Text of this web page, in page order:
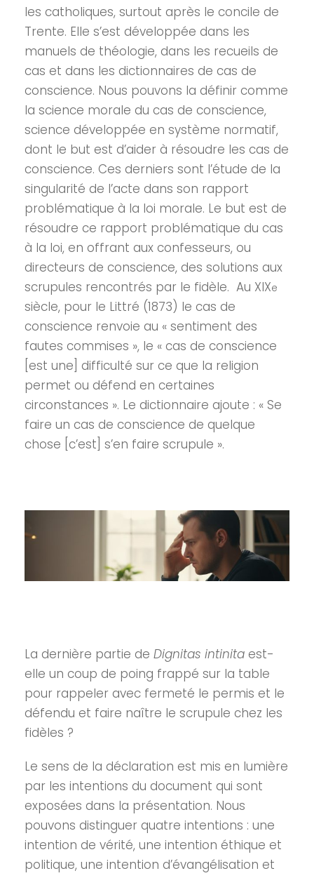
les catholiques, surtout après le concile de
Trente. Elle s’est développée dans les
manuels de théologie, dans les recueils de
cas et dans les dictionnaires de cas de
conscience. Nous pouvons la définir comme
la science morale du cas de conscience,
science développée en système normatif,
dont le but est d’aider à résoudre les cas de
conscience. Ces derniers sont l’étude de la
singularité de l’acte dans son rapport
problématique à la loi morale. Le but est de
résoudre ce rapport problématique du cas
à la loi, en offrant aux confesseurs, ou
directeurs de conscience, des solutions aux
scrupules rencontrés par le fidèle. Au XIXe
siècle, pour le Littré (1873) le cas de
conscience renvoie au « sentiment des
fautes commises », le « cas de conscience
[est une] difficulté sur ce que la religion
permet ou défend en certaines
circonstances ». Le dictionnaire ajoute : « Se
faire un cas de conscience de quelque
chose [c’est] s’en faire scrupule ».
La dernière partie de Dignitas intinita est-
elle un coup de poing frappé sur la table
pour rappeler avec fermeté le permis et le
défendu et faire naître le scrupule chez les
fidèles ?
Le sens de la déclaration est mis en lumière
par les intentions du document qui sont
exposées dans la présentation. Nous
pouvons distinguer quatre intentions : une
intention de vérité, une intention éthique et
politique, une intention d’évangélisation et